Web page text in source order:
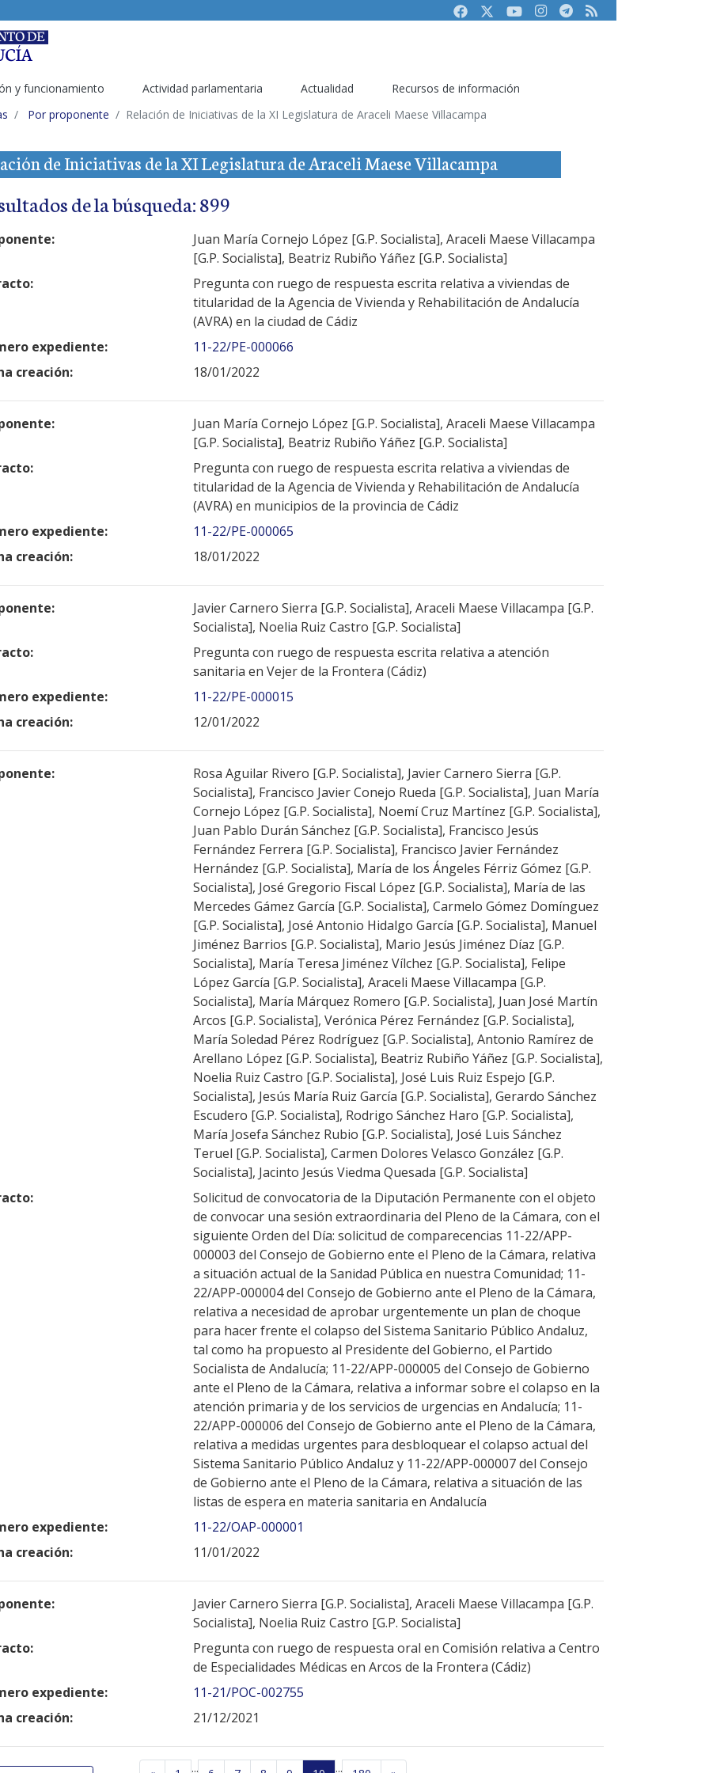
FacebookTwitterYoutubeInstagram
Telegram
RSS
y funcionamiento Actividad parlamentaria Actualidad
Recursos de información
Por proponente Relación de Iniciativas de la XI Legislatura de Araceli Maese Villacampa
de Iniciativas de la XI Legislatura de Araceli Maese Villacampa
de la búsqueda: 899
Juan María Cornejo López [G.P. Socialista], Araceli Maese Villacampa
[G.P. Socialista], Beatriz Rubiño Yáñez [G.P. Socialista]
Pregunta con ruego de respuesta escrita relativa a viviendas de
titularidad de la Agencia de Vivienda y Rehabilitación de Andalucía
(AVRA) en la ciudad de Cádiz
expediente:
11-22/PE-000066
creación:
18/01/2022
Juan María Cornejo López [G.P. Socialista], Araceli Maese Villacampa
[G.P. Socialista], Beatriz Rubiño Yáñez [G.P. Socialista]
Pregunta con ruego de respuesta escrita relativa a viviendas de
titularidad de la Agencia de Vivienda y Rehabilitación de Andalucía
(AVRA) en municipios de la provincia de Cádiz
expediente:
11-22/PE-000065
creación:
18/01/2022
Javier Carnero Sierra [G.P. Socialista], Araceli Maese Villacampa [G.P.
Socialista], Noelia Ruiz Castro [G.P. Socialista]
Pregunta con ruego de respuesta escrita relativa a atención
sanitaria en Vejer de la Frontera (Cádiz)
expediente:
11-22/PE-000015
creación:
12/01/2022
Rosa Aguilar Rivero [G.P. Socialista], Javier Carnero Sierra [G.P.
Socialista], Francisco Javier Conejo Rueda [G.P. Socialista], Juan María
Cornejo López [G.P. Socialista], Noemí Cruz Martínez [G.P. Socialista],
Juan Pablo Durán Sánchez [G.P. Socialista], Francisco Jesús
Fernández Ferrera [G.P. Socialista], Francisco Javier Fernández
Hernández [G.P. Socialista], María de los Ángeles Férriz Gómez [G.P.
Socialista], José Gregorio Fiscal López [G.P. Socialista], María de las
Mercedes Gámez García [G.P. Socialista], Carmelo Gómez Domínguez
[G.P. Socialista], José Antonio Hidalgo García [G.P. Socialista], Manuel
Jiménez Barrios [G.P. Socialista], Mario Jesús Jiménez Díaz [G.P.
Socialista], María Teresa Jiménez Vílchez [G.P. Socialista], Felipe
López García [G.P. Socialista], Araceli Maese Villacampa [G.P.
Socialista], María Márquez Romero [G.P. Socialista], Juan José Martín
Arcos [G.P. Socialista], Verónica Pérez Fernández [G.P. Socialista],
María Soledad Pérez Rodríguez [G.P. Socialista], Antonio Ramírez de
Arellano López [G.P. Socialista], Beatriz Rubiño Yáñez [G.P. Socialista],
Noelia Ruiz Castro [G.P. Socialista], José Luis Ruiz Espejo [G.P.
Socialista], Jesús María Ruiz García [G.P. Socialista], Gerardo Sánchez
Escudero [G.P. Socialista], Rodrigo Sánchez Haro [G.P. Socialista],
María Josefa Sánchez Rubio [G.P. Socialista], José Luis Sánchez
Teruel [G.P. Socialista], Carmen Dolores Velasco González [G.P.
Socialista], Jacinto Jesús Viedma Quesada [G.P. Socialista]
Solicitud de convocatoria de la Diputación Permanente con el objeto
de convocar una sesión extraordinaria del Pleno de la Cámara, con el
siguiente Orden del Día: solicitud de comparecencias 11-22/APP-
000003 del Consejo de Gobierno ente el Pleno de la Cámara, relativa
a situación actual de la Sanidad Pública en nuestra Comunidad; 11-
22/APP-000004 del Consejo de Gobierno ante el Pleno de la Cámara,
relativa a necesidad de aprobar urgentemente un plan de choque
para hacer frente el colapso del Sistema Sanitario Público Andaluz,
tal como ha propuesto al Presidente del Gobierno, el Partido
Socialista de Andalucía; 11-22/APP-000005 del Consejo de Gobierno
ante el Pleno de la Cámara, relativa a informar sobre el colapso en la
atención primaria y de los servicios de urgencias en Andalucía; 11-
22/APP-000006 del Consejo de Gobierno ante el Pleno de la Cámara,
relativa a medidas urgentes para desbloquear el colapso actual del
Sistema Sanitario Público Andaluz y 11-22/APP-000007 del Consejo
de Gobierno ante el Pleno de la Cámara, relativa a situación de las
listas de espera en materia sanitaria en Andalucía
expediente:
11-22/OAP-000001
creación:
11/01/2022
Javier Carnero Sierra [G.P. Socialista], Araceli Maese Villacampa [G.P.
Socialista], Noelia Ruiz Castro [G.P. Socialista]
Pregunta con ruego de respuesta oral en Comisión relativa a Centro
de Especialidades Médicas en Arcos de la Frontera (Cádiz)
expediente:
11-21/POC-002755
creación:
21/12/2021
... ...